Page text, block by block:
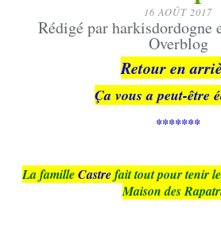
16 AOÛT 2017
Rédigé par harkisdordogne
Overblog
Retour en
Ça vous a peut-être
*******
La familleCastrefait tout pour tenir
Maison des